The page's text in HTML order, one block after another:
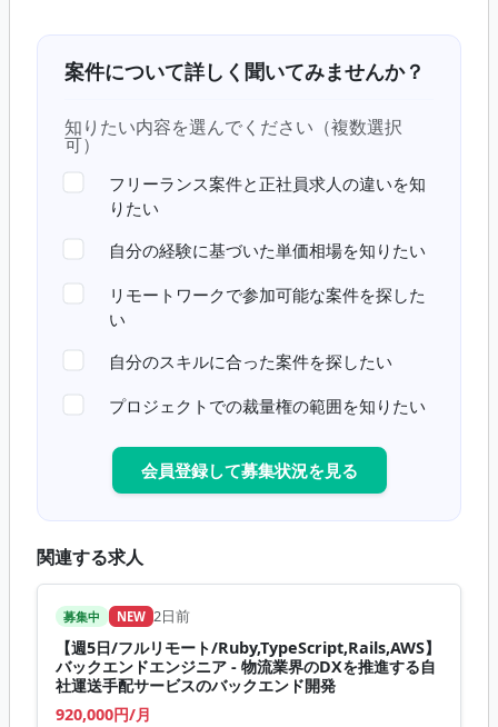
案件について詳しく聞いてみませんか？
知りたい内容を選んでください（複数選択
可）
フリーランス案件と正社員求人の違いを知
りたい
自分の経験に基づいた単価相場を知りたい
リモートワークで参加可能な案件を探した
い
自分のスキルに合った案件を探したい
プロジェクトでの裁量権の範囲を知りたい
会員登録して募集状況を見る
関連する求人
募集中 NEW 2日前
【週5日/フルリモート/Ruby,TypeScript,Rails,AWS】
バックエンドエンジニア - 物流業界のDXを推進する自
社運送手配サービスのバックエンド開発
920,000円/月